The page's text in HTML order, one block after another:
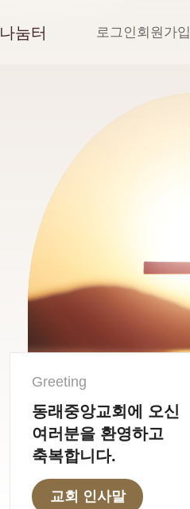
나눔터 로그인회원가입
Greeting
동래중앙교회에 오신
여러분을 환영하고
축복합니다.
교회 인사말